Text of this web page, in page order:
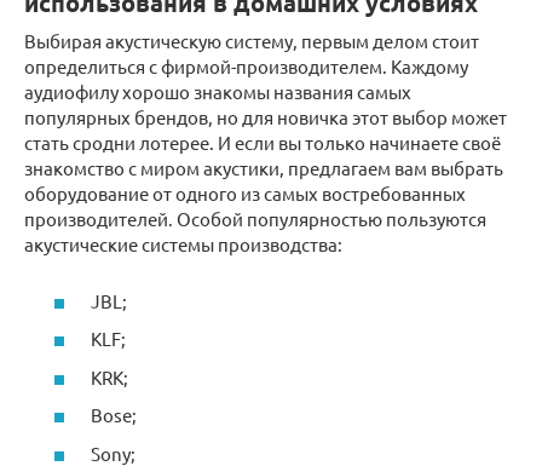
Выбирая акустическую систему, первым делом стоит
определиться с фирмой-производителем. Каждому
аудиофилу хорошо знакомы названия самых
популярных брендов, но для новичка этот выбор может
стать сродни лотерее. И если вы только начинаете своё
знакомство с миром акустики, предлагаем вам выбрать
оборудование от одного из самых востребованных
производителей. Особой популярностью пользуются
акустические системы производства:
JBL;
KLF;
KRK;
Bose;
Sony;